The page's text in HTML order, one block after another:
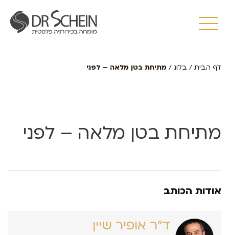
דף הבית / בלוג / מתיחת בטן מלאה – לפני
מתיחת בטן מלאה – לפני
אודות הכותב
ד״ר אופיר שיין